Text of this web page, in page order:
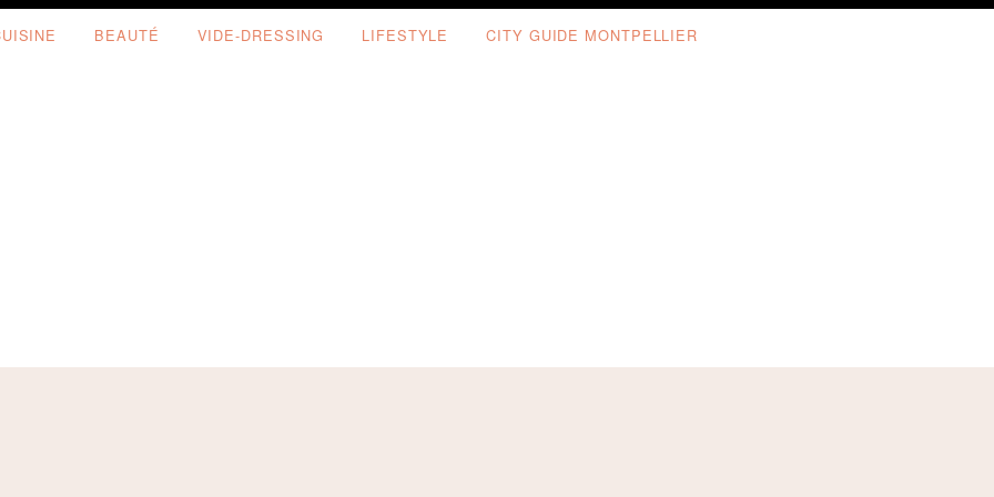
BEAUTÉ VIDE-DRESSING LIFESTYLE CITY GUIDE MONTPELLIER